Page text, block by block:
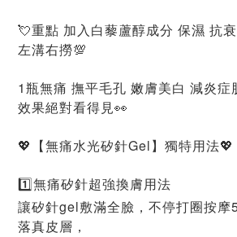
💘重點 加入白藜蘆醇成分 保濕 抗
左溝右撈💯
1瓶無痛 撫平毛孔 嫩膚美白 減炎症
效果絕對看得見👀
💖【無痛水光矽針Gel】獨特用法💖
1️⃣無痛矽針超強換膚用法
讓矽針gel敷滿全臉，不停打圈按摩
落真皮層，